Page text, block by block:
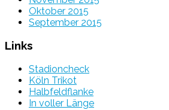
Oktober 2015
September 2015
Links
Stadioncheck
Köln Trikot
Halbfeldflanke
In voller Länge